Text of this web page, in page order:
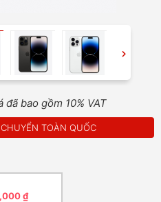
đã bao gồm 10% VAT
TOÀN QUỐC
₫